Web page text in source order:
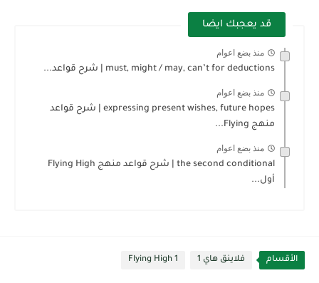
قد يعجبك ايضا
منذ بضع اعوام
must, might / may, can’t for deductions | شرح قواعد...
منذ بضع اعوام
expressing present wishes, future hopes | شرح قواعد
منهج Flying...
منذ بضع اعوام
the second conditional | شرح قواعد منهج Flying High
أول...
الأقسام فلاينق هاي 1 Flying High 1